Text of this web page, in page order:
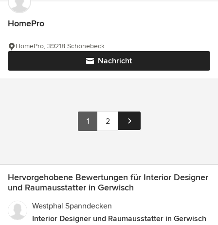
HomePro
Nachricht
HomePro, 39218 Schönebeck
1 2
Hervorgehobene Bewertungen für Interior Designer
und Raumausstatter in Gerwisch
Westphal Spanndecken
Interior Designer und Raumausstatter in Gerwisch